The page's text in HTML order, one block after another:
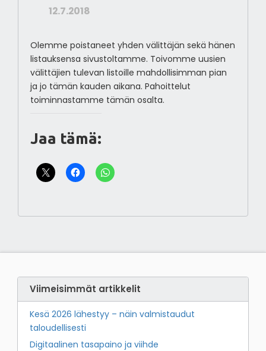
12.7.2018
Olemme poistaneet yhden välittäjän sekä hänen
listauksensa sivustoltamme. Toivomme uusien
välittäjien tulevan listoille mahdollisimman pian
ja jo tämän kauden aikana. Pahoittelut
toiminnastamme tämän osalta.
Jaa tämä:
Viimeisimmät artikkelit
Kesä 2026 lähestyy – näin valmistaudut
taloudellisesti
Digitaalinen tasapaino ja viihde